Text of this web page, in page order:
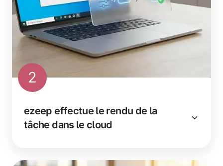
2
ezeep effectue le rendu de la
tâche dans le cloud